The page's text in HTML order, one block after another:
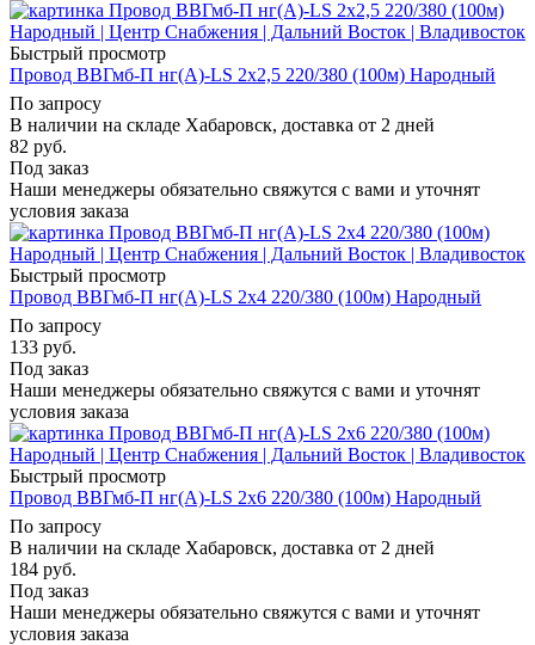
Быстрый просмотр
Провод ВВГмб-П нг(А)-LS 2х2,5 220/380 (100м) Народный
По запросу
В наличии на складе Хабаровск, доставка от 2 дней
82 руб.
Под заказ
Наши менеджеры обязательно свяжутся с вами и уточнят
условия заказа
Быстрый просмотр
Провод ВВГмб-П нг(А)-LS 2х4 220/380 (100м) Народный
По запросу
133 руб.
Под заказ
Наши менеджеры обязательно свяжутся с вами и уточнят
условия заказа
Быстрый просмотр
Провод ВВГмб-П нг(А)-LS 2х6 220/380 (100м) Народный
По запросу
В наличии на складе Хабаровск, доставка от 2 дней
184 руб.
Под заказ
Наши менеджеры обязательно свяжутся с вами и уточнят
условия заказа